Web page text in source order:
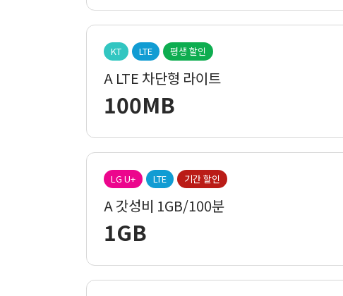
KT LTE 평생 할인
A LTE 차단형 라이트
100MB
LG U+ LTE 기간 할인
A 갓성비 1GB/100분
1GB